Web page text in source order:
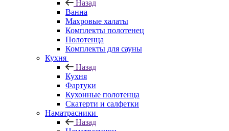
Назад
Ванна
Махровые халаты
Комплекты полотенец
Полотенца
Комплекты для сауны
Кухня
Назад
Кухня
Фартуки
Кухонные полотенца
Скатерти и салфетки
Наматрасники
Назад